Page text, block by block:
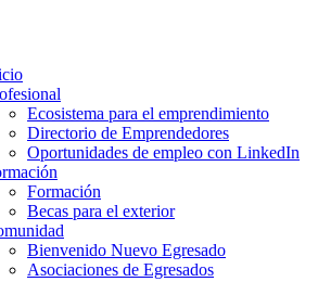
Ecosistema para el emprendimiento
Directorio de Emprendedores
Oportunidades de empleo con LinkedIn
Formación
Becas para el exterior
Bienvenido Nuevo Egresado
Asociaciones de Egresados
para el emprendimiento
Emprendedores
de empleo con LinkedIn
el exterior
Nuevo Egresado
de Egresados